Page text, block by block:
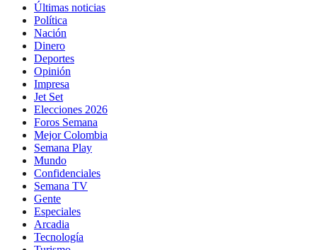
Últimas noticias
Política
Nación
Dinero
Deportes
Opinión
Impresa
Jet Set
Elecciones 2026
Foros Semana
Mejor Colombia
Semana Play
Mundo
Confidenciales
Semana TV
Gente
Especiales
Arcadia
Tecnología